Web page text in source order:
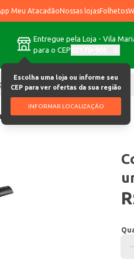
Meu AtacadãoNossas lojasFolhetos
Entregue pela Loja - Vila
para o CEP
Escolha uma loja ou informe seu
CEP para ver ofertas da sua região
INFORMAR LOCALIZAÇÃO
Chocolates
Tramontina 2 un